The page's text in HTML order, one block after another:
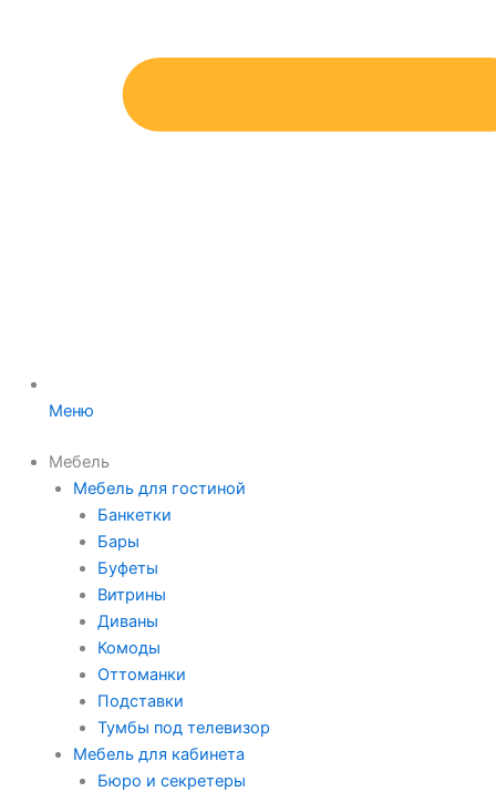
Меню
Мебель
Мебель для гостиной
Банкетки
Бары
Буфеты
Витрины
Диваны
Комоды
Оттоманки
Подставки
Тумбы под телевизор
Мебель для кабинета
Бюро и секретеры